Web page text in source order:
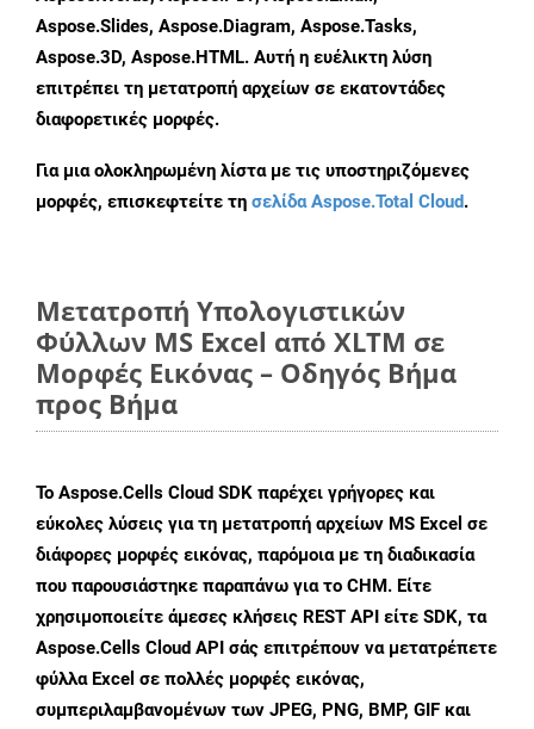
Aspose.Slides, Aspose.Diagram, Aspose.Tasks,
Aspose.3D, Aspose.HTML. Αυτή η ευέλικτη λύση
επιτρέπει τη μετατροπή αρχείων σε εκατοντάδες
διαφορετικές μορφές.
Για μια ολοκληρωμένη λίστα με τις υποστηριζόμενες
μορφές, επισκεφτείτε τη σελίδα Aspose.Total Cloud.
Μετατροπή Υπολογιστικών
Φύλλων MS Excel από XLTM σε
Μορφές Εικόνας – Οδηγός Βήμα
προς Βήμα
Το Aspose.Cells Cloud SDK παρέχει γρήγορες και
εύκολες λύσεις για τη μετατροπή αρχείων MS Excel σε
διάφορες μορφές εικόνας, παρόμοια με τη διαδικασία
που παρουσιάστηκε παραπάνω για το CHM. Είτε
χρησιμοποιείτε άμεσες κλήσεις REST API είτε SDK, τα
Aspose.Cells Cloud API σάς επιτρέπουν να μετατρέπετε
φύλλα Excel σε πολλές μορφές εικόνας,
συμπεριλαμβανομένων των JPEG, PNG, BMP, GIF και